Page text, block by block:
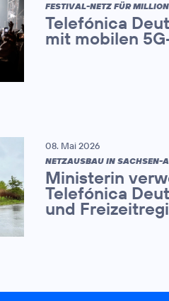
FESTIVAL-NETZ FÜR
Telefónica
mit mobilen
08. Mai 2026
NETZAUSBAU IN SACHSEN-
Ministerin
Telefónica
und